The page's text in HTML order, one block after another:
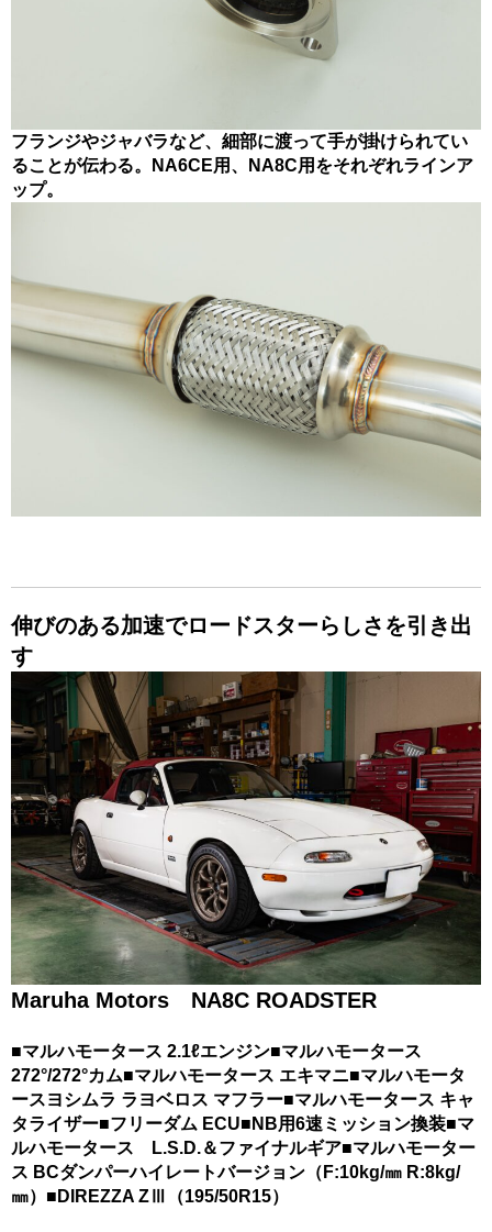
フランジやジャバラなど、細部に渡って手が掛けられてい
ることが伝わる。NA6CE用、NA8C用をそれぞれラインア
ップ。
伸びのある加速でロードスターらしさを引き出
す
Maruha Motors NA8C ROADSTER
■マルハモータース 2.1ℓエンジン■マルハモータース
272°/272°カム■マルハモータース エキマニ■マルハモータ
ースヨシムラ ラヨベロス マフラー■マルハモータース キャ
タライザー■フリーダム ECU■NB用6速ミッション換装■マ
ルハモータース L.S.D.＆ファイナルギア■マルハモーター
ス BCダンパーハイレートバージョン（F:10kg/㎜ R:8kg/
㎜）■DIREZZA ZⅢ（195/50R15）